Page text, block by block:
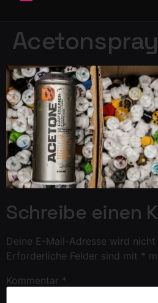
Acetonspray
Schreibe einen
Deine E-Mail-Adresse wird
Erforderliche Felder sind mit *
Kommentar *